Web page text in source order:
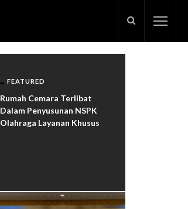
FEATURED
Rumah Cemara Terlibat
Dalam Penyusunan NSPK
Olahraga Layanan Khusus